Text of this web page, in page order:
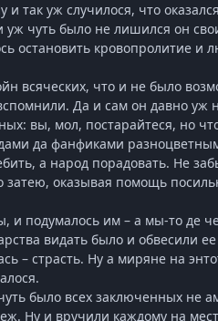
и так уж случилося, что
чуть было не лишился он
остановить кровопролитие и
всяческих, что и не было
Да и сам он давно уж
вы, мол, постарайтеся, но
да фанфиками
а народ порадовать. Не
оказывая помощь
и подумалось им – а мы-то де
видать было и обвесили
– страсть. Ну а миряне на
было всех заключенных не
Ну и вручили каждому на